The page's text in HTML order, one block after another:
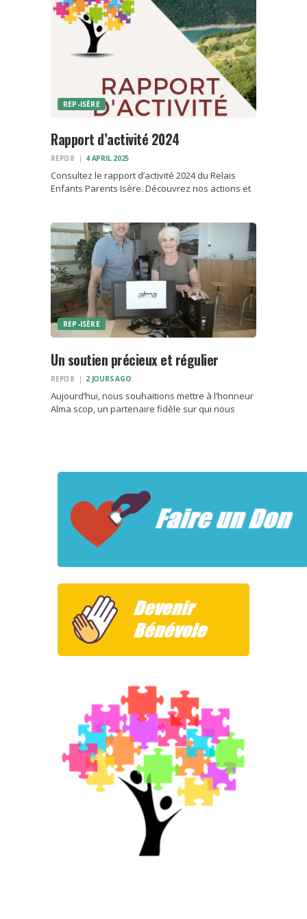
REP-ISÈRE
Rapport d’activité 2024
REPI38 4 APRIL 2025
Consultez le rapport d’activité 2024 du Relais
Enfants Parents Isère. Découvrez nos actions et
REP-ISÈRE
Un soutien précieux et régulier
REPI38 2 JOURS AGO
Aujourd’hui, nous souhaitions mettre à l’honneur
Alma scop, un partenaire fidèle sur qui nous